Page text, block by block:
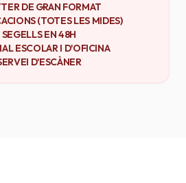
DE GRAN FORMAT
(TOTES LES MIDES)
SEGELLS EN 48H
ESCOLAR I D'OFICINA
D'ESCÀNER